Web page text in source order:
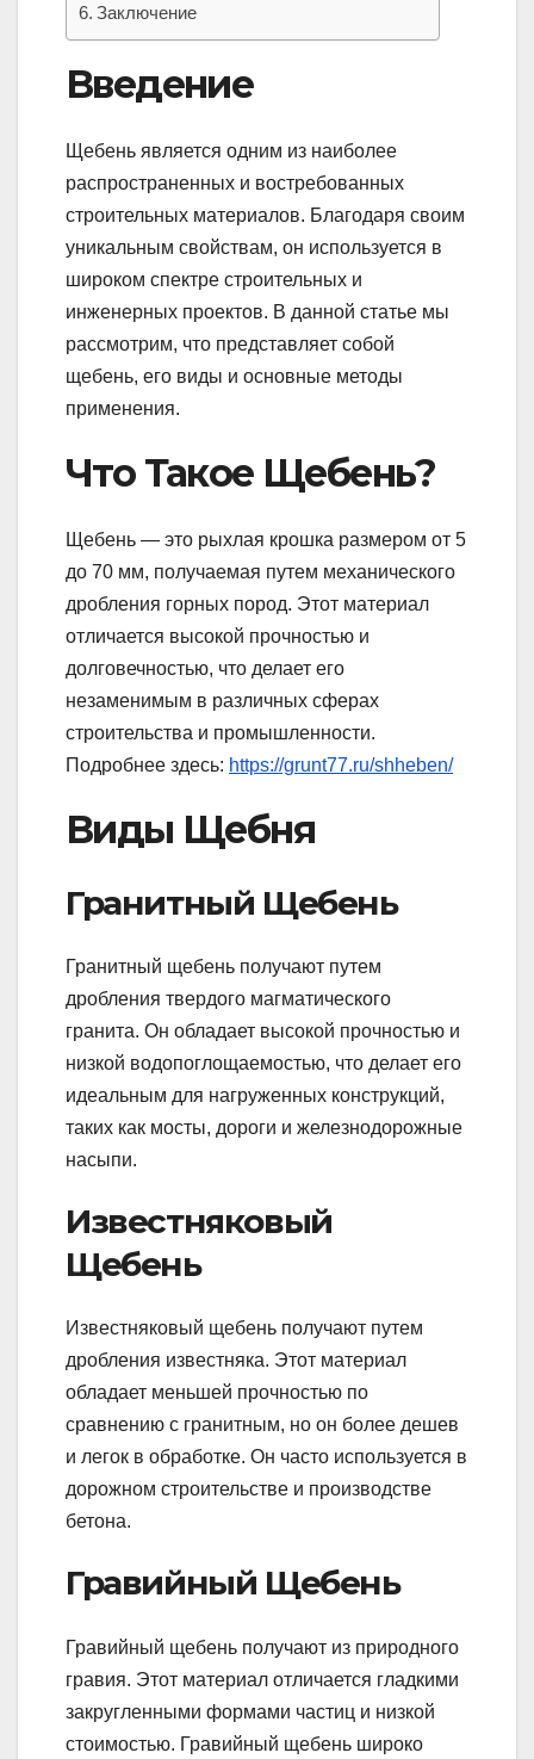
Заключение
Введение
Щебень является одним из наиболее
распространенных и востребованных
строительных материалов. Благодаря своим
уникальным свойствам, он используется в
широком спектре строительных и
инженерных проектов. В данной статье мы
рассмотрим, что представляет собой
щебень, его виды и основные методы
применения.
Что Такое Щебень?
Щебень — это рыхлая крошка размером от 5
до 70 мм, получаемая путем механического
дробления горных пород. Этот материал
отличается высокой прочностью и
долговечностью, что делает его
незаменимым в различных сферах
строительства и промышленности.
Подробнее здесь: https://grunt77.ru/shheben/
Виды Щебня
Гранитный Щебень
Гранитный щебень получают путем
дробления твердого магматического
гранита. Он обладает высокой прочностью и
низкой водопоглощаемостью, что делает его
идеальным для нагруженных конструкций,
таких как мосты, дороги и железнодорожные
насыпи.
Известняковый
Щебень
Известняковый щебень получают путем
дробления известняка. Этот материал
обладает меньшей прочностью по
сравнению с гранитным, но он более дешев
и легок в обработке. Он часто используется в
дорожном строительстве и производстве
бетона.
Гравийный Щебень
Гравийный щебень получают из природного
гравия. Этот материал отличается гладкими
закругленными формами частиц и низкой
стоимостью. Гравийный щебень широко